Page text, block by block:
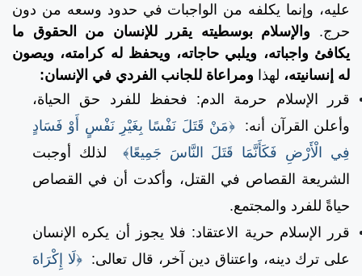
عليه، وإنما يكلفه من الواجبات في حدود وسعه من دون
حرج. والإسلام بوسطيته يقرر للإنسان من الحقوق ما
يكافئ واجباته، ويلبي حاجاته، ويحفظ له كرامته، ويصون
له إنسانيته، لهذا ومراعاة للجانب الفردي في الإنسان:
قرر الإسلام حرمة الدم: فحفظ للفرد حق الحياة،
وأعلن القرآن أنه:
﴿مَنْ قَتَلَ نَفْسًا بِغَيْرِ نَفْسٍ أَوْ فَسَادٍ
فِي الْأَرْضِ فَكَأَنَّمَا قَتَلَ النَّاسَ جَمِيعًا﴾
لذلك أوجبت
الشريعة القصاص في القتل، وأكدت أن في القصاص
حياةً للفرد والمجتمع.
قرر الإسلام حرية الاعتقاد: فلا يجوز أن يكره الإنسان
على ترك دينه، واعتناق دين آخر، قال تعالى:
﴿لَا إِكْرَاهَ